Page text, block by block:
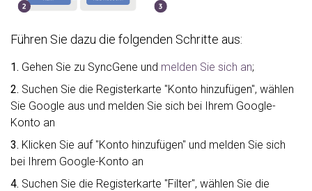
Führen Sie dazu die folgenden Schritte aus:
1. Gehen Sie zu SyncGene und melden Sie sich an;
2. Suchen Sie die Registerkarte "Konto hinzufügen", wählen
Sie Google aus und melden Sie sich bei Ihrem Google-
Konto an
3. Klicken Sie auf "Konto hinzufügen" und melden Sie sich
bei Ihrem Google-Konto an
4. Suchen Sie die Registerkarte "Filter", wählen Sie die